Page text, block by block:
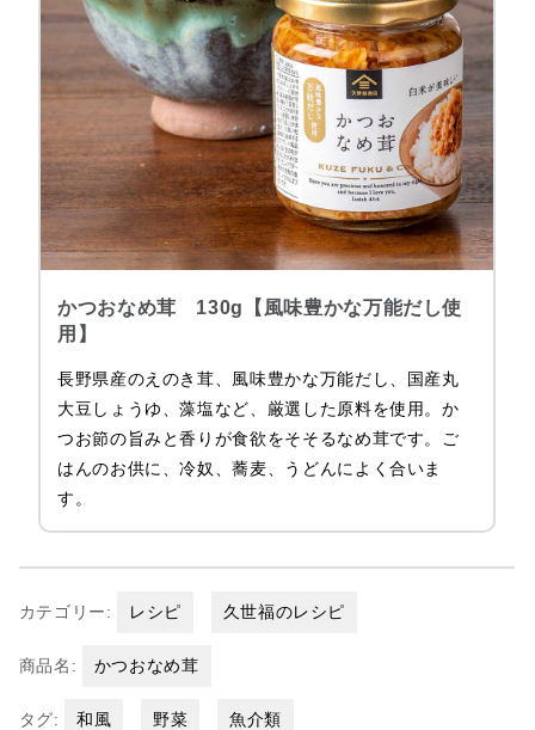
かつおなめ茸 130g【風味豊かな万能だし使
用】
長野県産のえのき茸、風味豊かな万能だし、国産丸
大豆しょうゆ、藻塩など、厳選した原料を使用。か
つお節の旨みと香りが食欲をそそるなめ茸です。ご
はんのお供に、冷奴、蕎麦、うどんによく合いま
す。
カテゴリー: レシピ 久世福のレシピ
商品名: かつおなめ茸
タグ: 和風 野菜 魚介類